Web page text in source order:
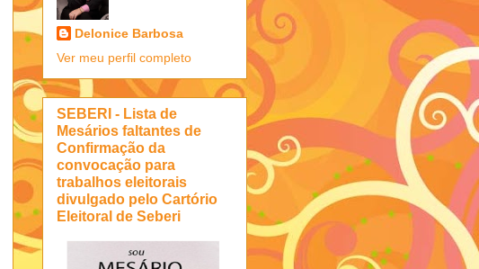
Delonice Barbosa
Ver meu perfil completo
SEBERI - Lista de
Mesários faltantes de
Confirmação da
convocação para
trabalhos eleitorais
divulgado pelo Cartório
Eleitoral de Seberi